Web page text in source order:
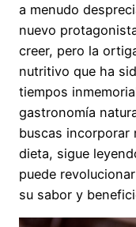
a menudo
nuevo
creer, pero la
nutritivo que ha
tiempos
gastronomía
buscas incorporar
dieta, sigue
puede
su sabor y